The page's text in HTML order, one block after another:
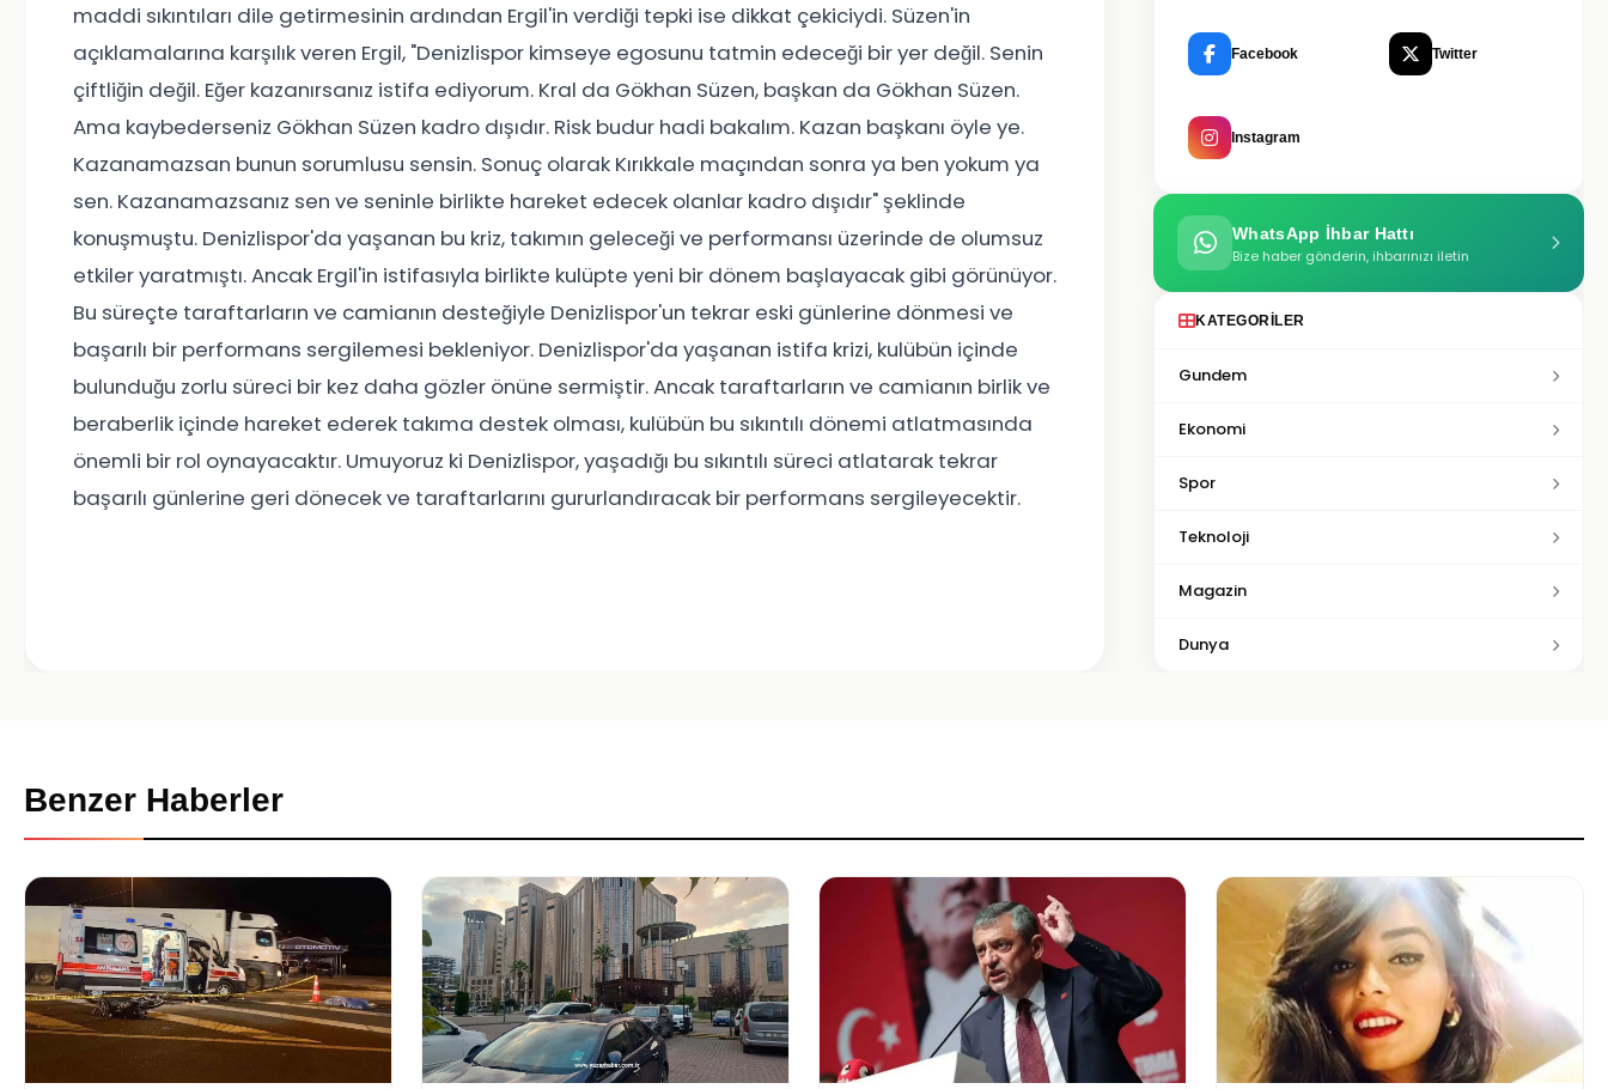
maddi sıkıntıları dile getirmesinin ardından Ergil'in verdiği tepki ise dikkat çekiciydi. Süzen'in
açıklamalarına karşılık veren Ergil, "Denizlispor kimseye egosunu tatmin edeceği bir yer değil. Senin
çiftliğin değil. Eğer kazanırsanız istifa ediyorum. Kral da Gökhan Süzen, başkan da Gökhan Süzen.
Ama kaybederseniz Gökhan Süzen kadro dışıdır. Risk budur hadi bakalım. Kazan başkanı öyle ye.
Kazanamazsan bunun sorumlusu sensin. Sonuç olarak Kırıkkale maçından sonra ya ben yokum ya
sen. Kazanamazsanız sen ve seninle birlikte hareket edecek olanlar kadro dışıdır" şeklinde
konuşmuştu. Denizlispor'da yaşanan bu kriz, takımın geleceği ve performansı üzerinde de olumsuz
etkiler yaratmıştı. Ancak Ergil'in istifasıyla birlikte kulüpte yeni bir dönem başlayacak gibi görünüyor.
Bu süreçte taraftarların ve camianın desteğiyle Denizlispor'un tekrar eski günlerine dönmesi ve
başarılı bir performans sergilemesi bekleniyor. Denizlispor'da yaşanan istifa krizi, kulübün içinde
bulunduğu zorlu süreci bir kez daha gözler önüne sermiştir. Ancak taraftarların ve camianın birlik ve
beraberlik içinde hareket ederek takıma destek olması, kulübün bu sıkıntılı dönemi atlatmasında
önemli bir rol oynayacaktır. Umuyoruz ki Denizlispor, yaşadığı bu sıkıntılı süreci atlatarak tekrar
başarılı günlerine geri dönecek ve taraftarlarını gururlandıracak bir performans sergileyecektir.
Facebook Twitter
Instagram
WhatsApp İhbar Hattı
Bize haber gönderin, ihbarınızı iletin
KATEGORILER
Gundem
Ekonomi
Spor
Teknoloji
Magazin
Dunya
Benzer Haberler